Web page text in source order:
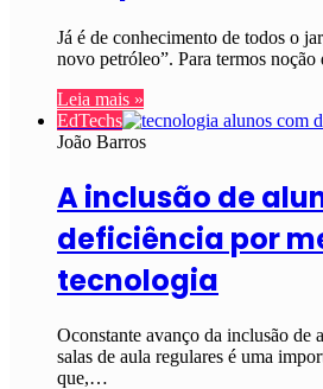
Já é de conhecimento de todos o
novo petróleo”. Para termos
Leia mais »
EdTechs
João Barros
A inclusão de
deficiência por
tecnologia
Oconstante avanço da inclusão de
salas de aula regulares é uma
que,…